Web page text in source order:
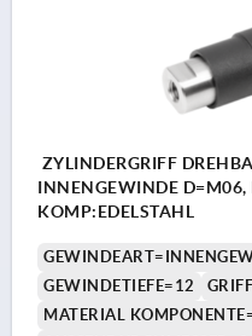
ZYLINDERGRIFF
INNENGEWINDE D=M06,
KOMP:EDELSTAHL
GEWINDETIEFE=12
MATERIAL